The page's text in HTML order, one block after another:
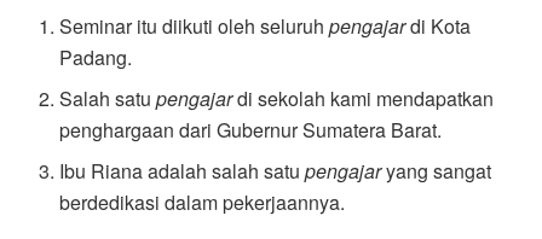
Seminar itu diikuti oleh seluruhpengajardi Kota
Padang.
Salah satupengajardi sekolah kami mendapatkan
penghargaan dari Gubernur Sumatera Barat.
Ibu Riana adalah salah satupengajaryang sangat
berdedikasi dalam pekerjaannya.